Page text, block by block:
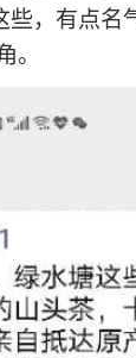
，有点名
。